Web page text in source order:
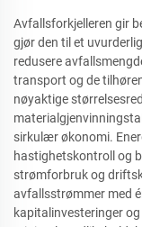
Avfallsforkjelleren gir
gjør den til et
redusere
transport og de
nøyaktige
sirkulær økonomi.
hastighetskontroll og
strømforbruk og
avfallsstrømmer med
kapitalinvesteringer